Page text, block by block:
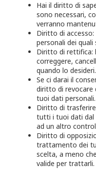
Hai il diritto di
sono necessari,
verranno
Diritto di
personali dei
Diritto di rettifica:
correggere,
quando lo desideri.
Se ci darai il
diritto di revocare
tuoi dati personali.
Diritto di
tutti i tuoi dati dal
ad un altro
Diritto di
trattamento dei
scelta, a meno
valide per trattarli.